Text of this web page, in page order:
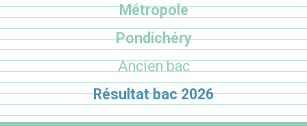
Métropole
Pondichéry
Ancien bac
Résultat bac 2026